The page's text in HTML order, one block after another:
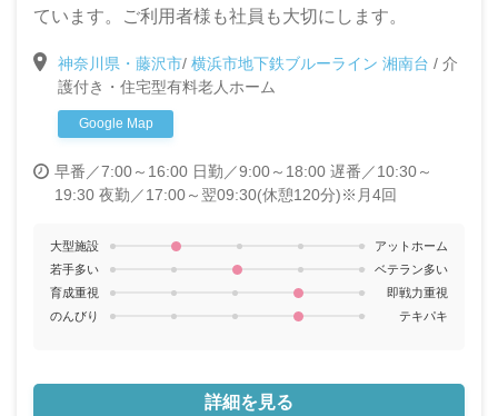
ています。ご利用者様も社員も大切にします。
神奈川県・藤沢市/ 横浜市地下鉄ブルーライン 湘南台 / 介
護付き・住宅型有料老人ホーム
Google Map
早番／7:00～16:00 日勤／9:00～18:00 遅番／10:30～
19:30 夜勤／17:00～翌09:30(休憩120分)※月4回
大型施設
アットホーム
若手多い
ベテラン多い
育成重視
即戦力重視
のんびり
テキパキ
詳細を見る